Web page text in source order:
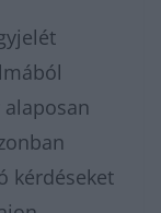
alaposan
kérdéseket